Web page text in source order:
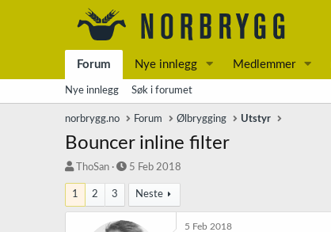
Forum Nye innlegg Medlemmer
Nye innlegg Søk i forumet
norbrygg.no Forum Ølbrygging Utstyr
Bouncer inline filter
T
r
å
d
ThoSan
S
r
t
5 Feb 2018
1 2 3 Neste
5 Feb 2018